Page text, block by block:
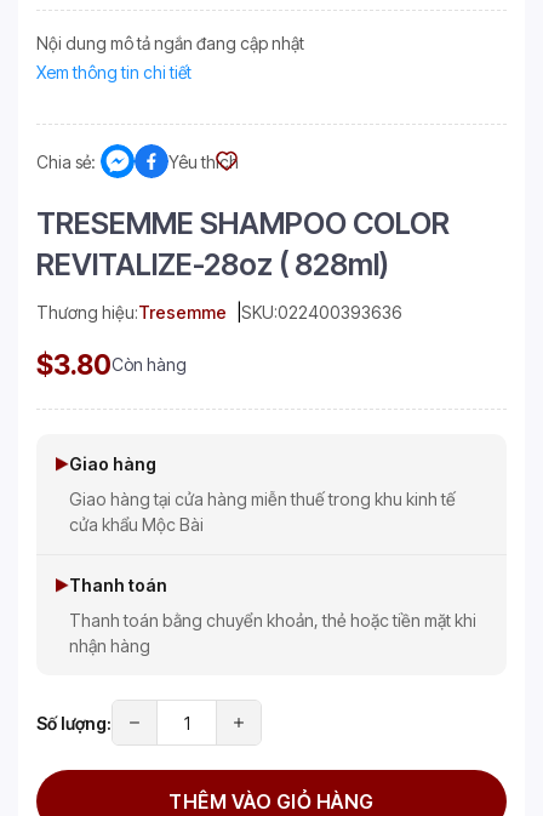
Nội dung mô tả ngắn đang cập nhật
Xem thông tin chi tiết
Chia sẻ: Yêu thích
TRESEMME SHAMPOO COLOR
REVITALIZE-28oz ( 828ml)
Thương hiệu:Tresemme SKU:022400393636
$3.80Còn hàng
Giao hàng
Giao hàng tại cửa hàng miễn thuế trong khu kinh tế
cửa khẩu Mộc Bài
Thanh toán
Thanh toán bằng chuyển khoản, thẻ hoặc tiền mặt khi
nhận hàng
Số lượng:
THÊM VÀO GIỎ HÀNG